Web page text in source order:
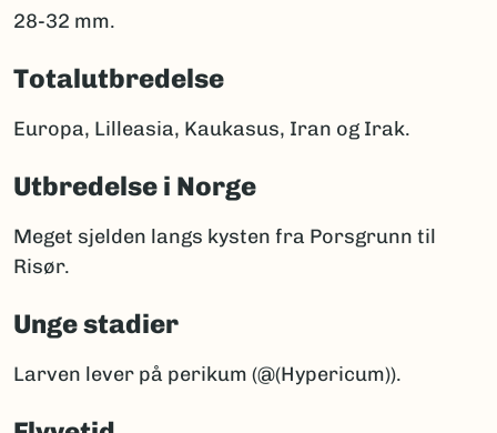
28-32 mm.
Totalutbredelse
Europa, Lilleasia, Kaukasus, Iran og Irak.
Utbredelse i Norge
Meget sjelden langs kysten fra Porsgrunn til
Risør.
Unge stadier
Larven lever på perikum (@(Hypericum)).